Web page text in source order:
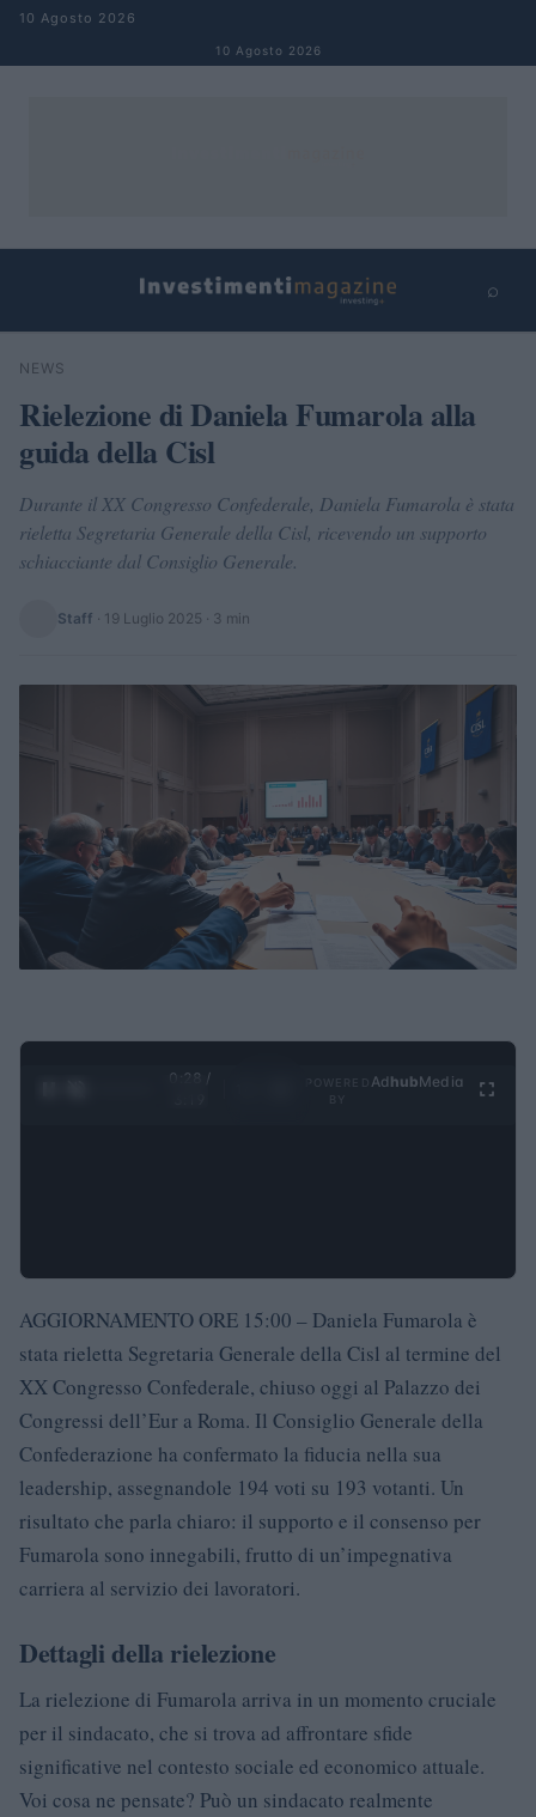
Salta al contenuto
10 Agosto 2026
10 Agosto 2026
⌕
Cerca
NEWS
Rielezione di Daniela Fumarola alla
guida della Cisl
Durante il XX Congresso Confederale, Daniela Fumarola è stata
rieletta Segretaria Generale della Cisl, ricevendo un supporto
schiacciante dal Consiglio Generale.
Staff · 19 Luglio 2025 · 3 min
0:29 /
Ad hubMedia
AGGIORNAMENTO ORE 15:00 – Daniela Fumarola è
stata rieletta Segretaria Generale della Cisl al termine del
XX Congresso Confederale, chiuso oggi al Palazzo dei
Congressi dell’Eur a Roma. Il Consiglio Generale della
Confederazione ha confermato la fiducia nella sua
leadership, assegnandole 194 voti su 193 votanti. Un
risultato che parla chiaro: il supporto e il consenso per
Fumarola sono innegabili, frutto di un’impegnativa
carriera al servizio dei lavoratori.
Dettagli della rielezione
La rielezione di Fumarola arriva in un momento cruciale
per il sindacato, che si trova ad affrontare sfide
significative nel contesto sociale ed economico attuale.
Voi cosa ne pensate? Può un sindacato realmente